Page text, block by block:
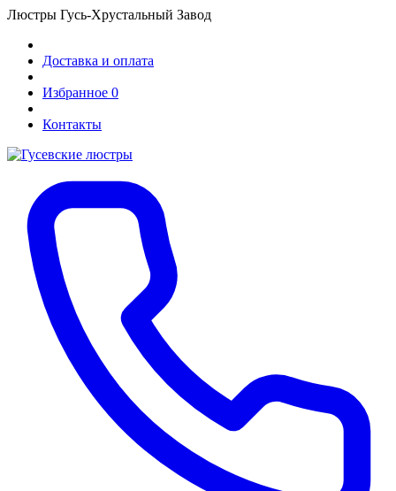
Люстры Гусь-Хрустальный Завод
Доставка и оплата
Избранное 0
Контакты